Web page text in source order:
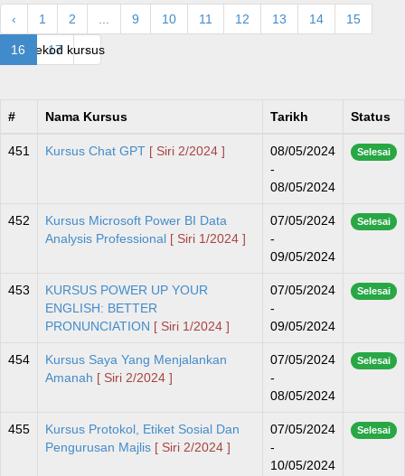
‹ 1 2 9 10 11 12 13 14 15
16 17 ›
490 rekod kursus
# Nama Kursus Tarikh Status
451 Kursus Chat GPT [ Siri 2/2024 ]
08/05/2024
-
08/05/2024
Selesai
452
Kursus Microsoft Power BI Data
Analysis Professional [ Siri 1/2024 ]
07/05/2024
-
09/05/2024
Selesai
453
KURSUS POWER UP YOUR
ENGLISH: BETTER
PRONUNCIATION [ Siri 1/2024 ]
07/05/2024
-
09/05/2024
Selesai
454
Kursus Saya Yang Menjalankan
Amanah [ Siri 2/2024 ]
07/05/2024
-
08/05/2024
Selesai
455
Kursus Protokol, Etiket Sosial Dan
Pengurusan Majlis [ Siri 2/2024 ]
07/05/2024
-
10/05/2024
Selesai